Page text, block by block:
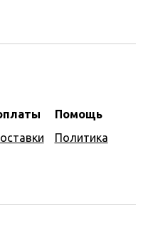
Помощь
Политика